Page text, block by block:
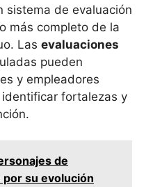
sistema de evaluación
más completo de la
Las evaluaciones
pueden
y empleadores
fortalezas y
de
su evolución